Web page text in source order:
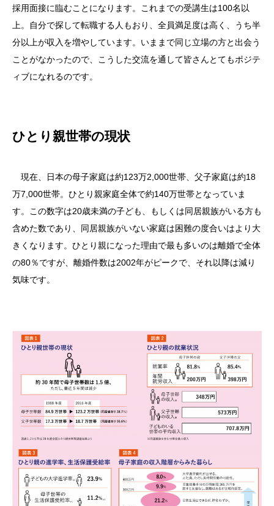
採用面接に臨むことになります。これまでの受講生は100名以
上。自分で探して転職する人もおり、全員満足度は高く、うち半
分以上が収入を増やしています。いままで同じ立場の方と出会う
ことがなかったので、こうした交流を通して皆さんとてもポジテ
ィブになれるのです。
ひとり親世帯の現状
現在、日本の母子家庭は約123万2,000世帯、父子家庭は約18
万7,000世帯。ひとり親家庭全体で約140万世帯となっていま
す。この数字は20歳未満の子ども、もしくは同居親族がいる方も
含めた数であり、同居親族がいない家庭は困難の度合いはより大
きくなります。ひとり親になった理由で最も多いのは離婚で全体
の80％ですが、離婚件数は2002年がピークで、それ以降は減り
気味です。